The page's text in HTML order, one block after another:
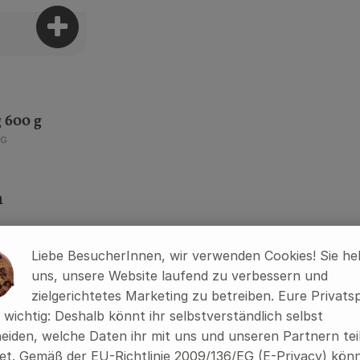
g
Produkt zum Warenkorb hinzufügen
, Verband:
, Kontrollstelle:
AT-BIO-902
Favouriten hinzufügen
, Verband:
, Kontrollstelle:
TR-BIO-161
Produkt zu Favouriten hinzufügen
Liebe BesucherInnen, wir verwenden Cookies! Sie
uns, unsere Website laufend zu verbessern und
zielgerichtetes Marketing zu betreiben. Eure
wichtig: Deshalb könnt ihr selbstverständlich selbst
welche Daten ihr mit uns und unseren Partnern
Gemäß der EU-Richtlinie 2009/136/EG (E-Privacy)